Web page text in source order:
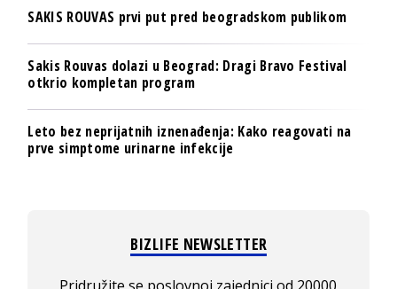
SAKIS ROUVAS prvi put pred beogradskom publikom
Sakis Rouvas dolazi u Beograd: Dragi Bravo Festival
otkrio kompletan program
Leto bez neprijatnih iznenađenja: Kako reagovati na
prve simptome urinarne infekcije
BIZLIFE NEWSLETTER